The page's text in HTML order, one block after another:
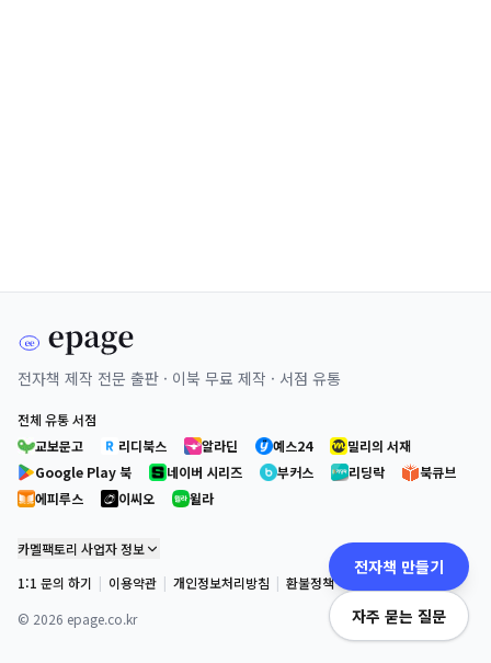
전자책 제작 전문 출판 · 이북 무료 제작 · 서점 유통
전체 유통 서점
교보문고
리디북스 알라딘 예스24
밀리의 서재
Google Play 북
네이버 시리즈 부커스 리딩락
북큐브
에피루스
이씨오 윌라
카멜팩토리 사업자 정보
1:1 문의 하기 | 이용약관 | 개인정보처리방침 | 환불정책
© 2026 epage.co.kr
전자책 만들기
자주 묻는 질문